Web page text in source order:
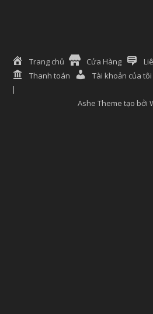
Trang chủ Cửa Hàng
Thanh toán
Tài khoản của tôi
Ashe Theme tạo bởi